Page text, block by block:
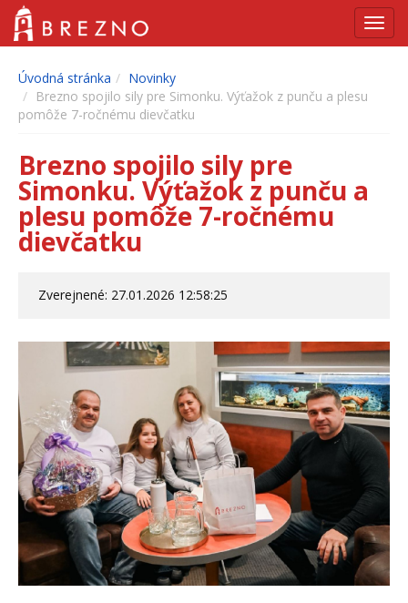
Úvodná stránka
Novinky
Brezno spojilo sily pre Simonku. Výťažok z punču a plesu
pomôže 7-ročnému dievčatku
Brezno spojilo sily pre
Simonku. Výťažok z punču a
plesu pomôže 7-ročnému
dievčatku
Zverejnené: 27.01.2026 12:58:25